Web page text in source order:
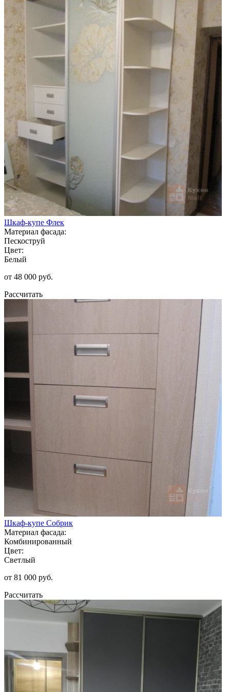
Шкаф-купе Флек
Материал фасада:
Пескоструй
Цвет:
Белый
от 48 000 руб.
Рассчитать
Шкаф-купе Собрик
Материал фасада:
Комбинированный
Цвет:
Светлый
от 81 000 руб.
Рассчитать